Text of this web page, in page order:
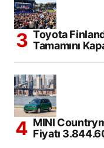
Toyota
Tamamını
MINI
Fiyatı